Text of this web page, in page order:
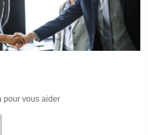
pour vous aider